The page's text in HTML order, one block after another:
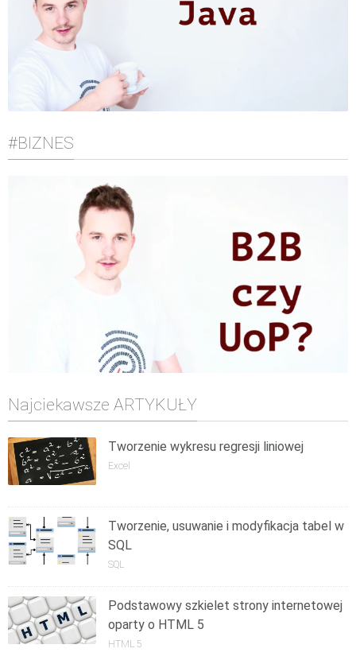
#BIZNES
Najciekawsze ARTYKUŁY
Tworzenie wykresu regresji liniowej
Excel
Tworzenie, usuwanie i modyfikacja tabel w
SQL
SQL
Podstawowy szkielet strony internetowej
oparty o HTML 5
HTML 5